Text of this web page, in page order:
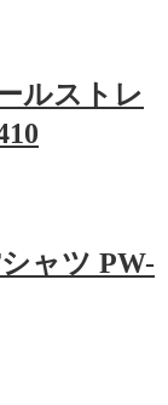
ルストレ
ャツ PW-